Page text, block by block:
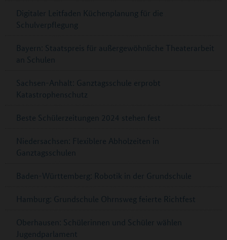
Digitaler Leitfaden Küchenplanung für die
Schulverpflegung
Bayern: Staatspreis für außergewöhnliche Theaterarbeit
an Schulen
Sachsen-Anhalt: Ganztagsschule erprobt
Katastrophenschutz
Beste Schülerzeitungen 2024 stehen fest
Niedersachsen: Flexiblere Abholzeiten in
Ganztagsschulen
Baden-Württemberg: Robotik in der Grundschule
Hamburg: Grundschule Ohrnsweg feierte Richtfest
Oberhausen: Schülerinnen und Schüler wählen
Jugendparlament